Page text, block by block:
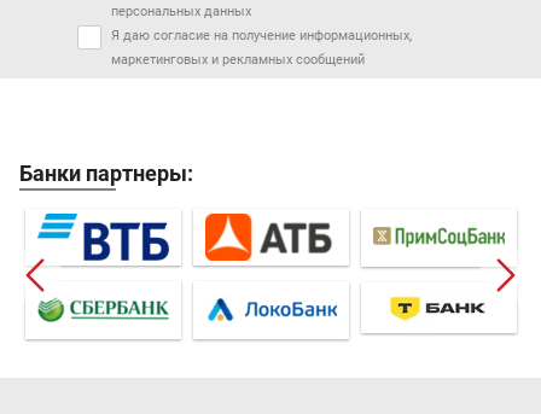
персональных данных
Я даю согласие на получение информационных,
маркетинговых и рекламных сообщений
Банки партнеры: